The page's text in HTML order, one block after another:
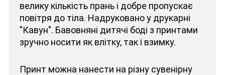
велику кількість прань і добре пропускає
повітря до тіла. Надруковано у друкарні
"Кавун". Бавовняні дитячі боді з принтами
зручно носити як влітку, так і взимку.
Принт можна нанести на різну сувенірну